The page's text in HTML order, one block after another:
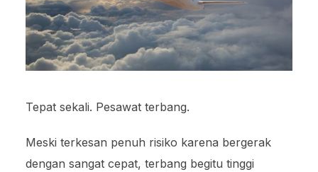
Tepat sekali. Pesawat terbang.
Meski terkesan penuh risiko karena bergerak
dengan sangat cepat, terbang begitu tinggi